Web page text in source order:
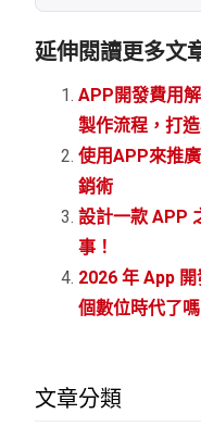
延伸閱讀更多文
APP開發費用
製作流程，打
使用APP來推
銷術
設計一款 APP
事！
2026 年 App
個數位時代了嗎
文章分類